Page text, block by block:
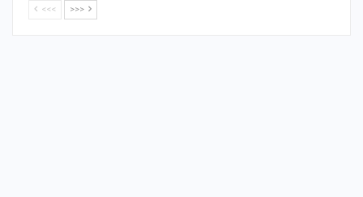
<<< >>>